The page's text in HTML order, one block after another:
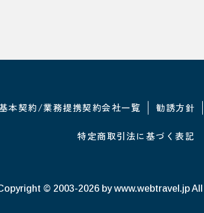
本契約/業務提携契約会社一覧 勧誘方針
特定商取引法に基づく表記
© 2003-2026 by www.webtravel.jp